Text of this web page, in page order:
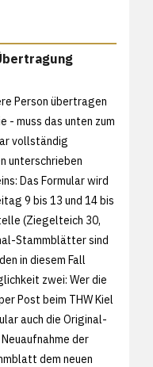
Person übertragen
- muss das unten zum
vollständig
unterschrieben
Das Formular wird
9 bis 13 und 14 bis
(Ziegelteich 30,
Stammblätter sind
in diesem Fall
zwei: Wer die
Post beim THW Kiel
auch die Original-
der
dem neuen